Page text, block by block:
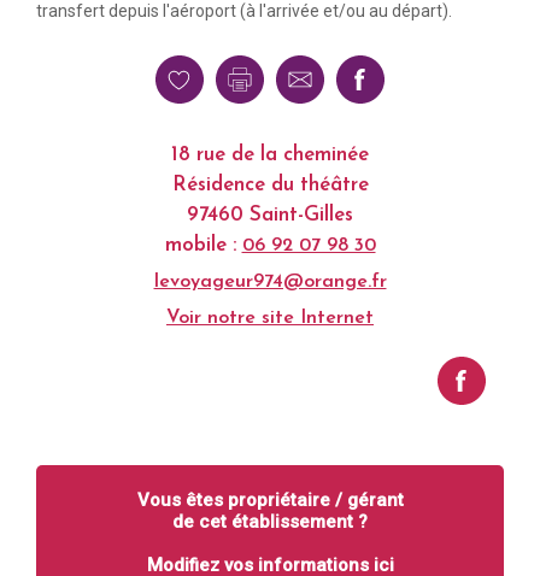
transfert depuis l'aéroport (à l'arrivée et/ou au départ).
18 rue de la cheminée
Résidence du théâtre
97460 Saint-Gilles
mobile : 06 92 07 98 30
levoyageur974@orange.fr
Voir notre site Internet
Vous êtes propriétaire / gérant
de cet établissement ?
Modifiez vos informations ici